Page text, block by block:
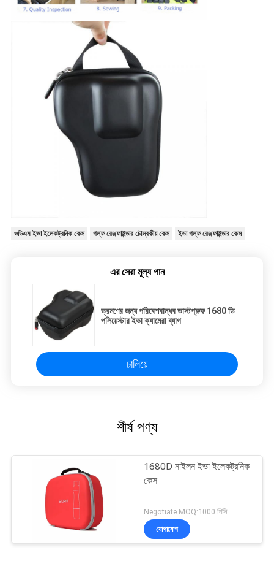
ওডিএম ইভা ইলেকট্রনিক কেস গল্ফ রেঞ্জফাইন্ডার চৌম্বকীয় কেস ইভা গল্ফ রেঞ্জফাইন্ডার কেস
এর সেরা মূল্য পান
ভ্রমণের জন্য পরিবেশবান্ধব ডাস্টপ্রুফ 1680 ডি
পলিয়েস্টার ইভা ক্যামেরা ব্যাগ
চালিয়ে
শীর্ষ পণ্য
1680D নাইলন ইভা ইলেকট্রনিক
কেস
Negotiate MOQ:1000 পিসি
যোগাযোগ